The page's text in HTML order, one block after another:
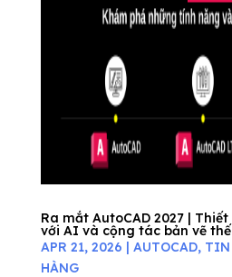
Ra mắt AutoCAD 2027 |
với AI và cộng tác bản vẽ
APR 21, 2026 | AUTOCAD, TIN
HÀNG